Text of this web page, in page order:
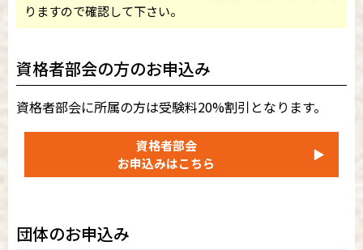
りますので確認して下さい。
資格者部会の方のお申込み
資格者部会に所属の方は受験料20%割引となります。
資格者部会
お申込みはこちら
▶
団体のお申込み